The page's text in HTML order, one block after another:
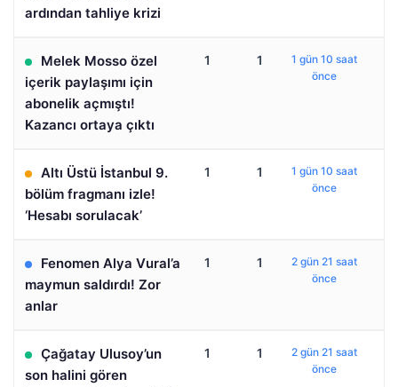
ardından tahliye krizi
Melek Mosso özel
içerik paylaşımı için
abonelik açmıştı!
Kazancı ortaya çıktı
1 1
1 gün 10 saat
önce
Altı Üstü İstanbul 9.
bölüm fragmanı izle!
‘Hesabı sorulacak’
1 1
1 gün 10 saat
önce
Fenomen Alya Vural’a
maymun saldırdı! Zor
anlar
1 1
2 gün 21 saat
önce
Çağatay Ulusoy’un
son halini gören
1 1
2 gün 21 saat
önce